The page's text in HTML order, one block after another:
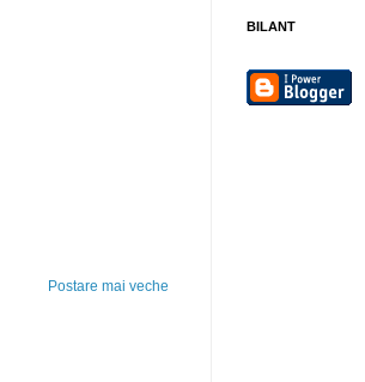
Postare mai veche
BILANT